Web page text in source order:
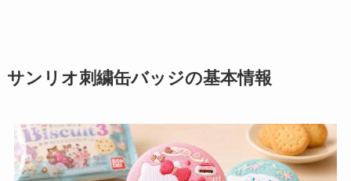
サンリオ刺繍缶バッジの基本情報